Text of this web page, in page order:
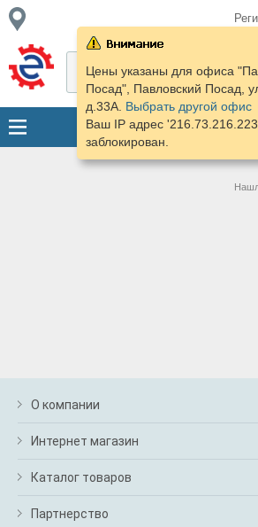
Цены указаны для офиса
Посад", Павловский Посад,
д.33А. Выбрать другой офис
Ваш IP адрес
заблокирован.
О компании
Интернет магазин
Каталог товаров
Партнерство